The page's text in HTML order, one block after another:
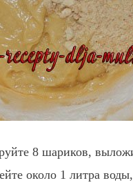
8 шариков,
около 1 литра